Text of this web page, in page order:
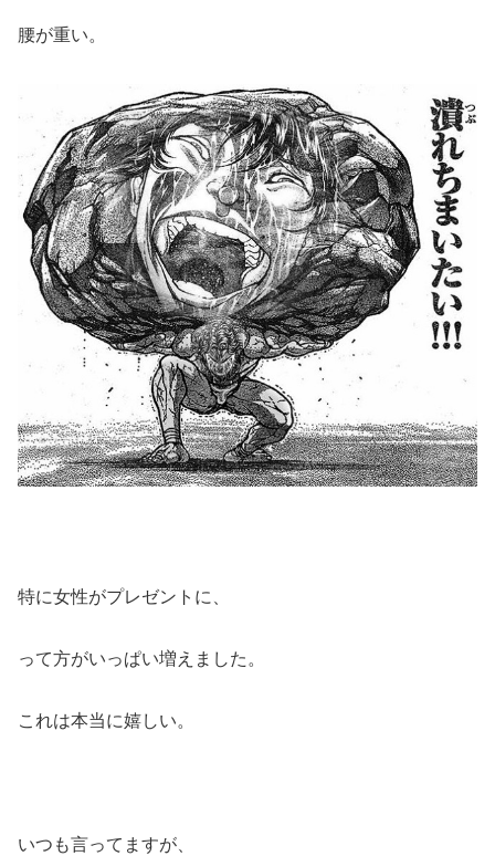
腰が重い。
特に女性がプレゼントに、
って方がいっぱい増えました。
これは本当に嬉しい。
いつも言ってますが、